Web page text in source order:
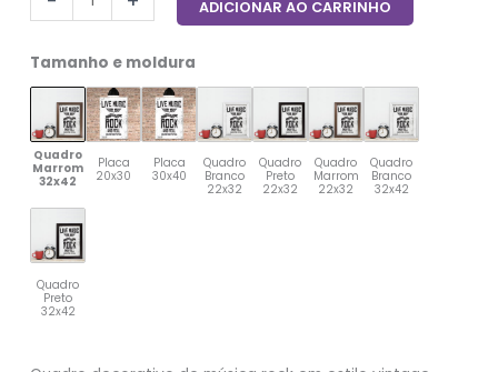
ADICIONAR AO CARRINHO
Tamanho e moldura
Quadro
Marrom
32x42
Placa
20x30
Placa
30x40
Quadro
Branco
22x32
Quadro
Preto
22x32
Quadro
Marrom
22x32
Quadro
Branco
32x42
Quadro
Preto
32x42